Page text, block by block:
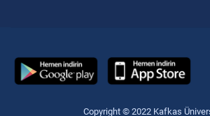
Copyright © 2022 Kafkas